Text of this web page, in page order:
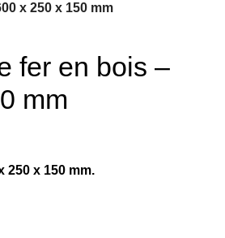
x 250 x 150 mm
fer en bois –
mm
250 x 150 mm.